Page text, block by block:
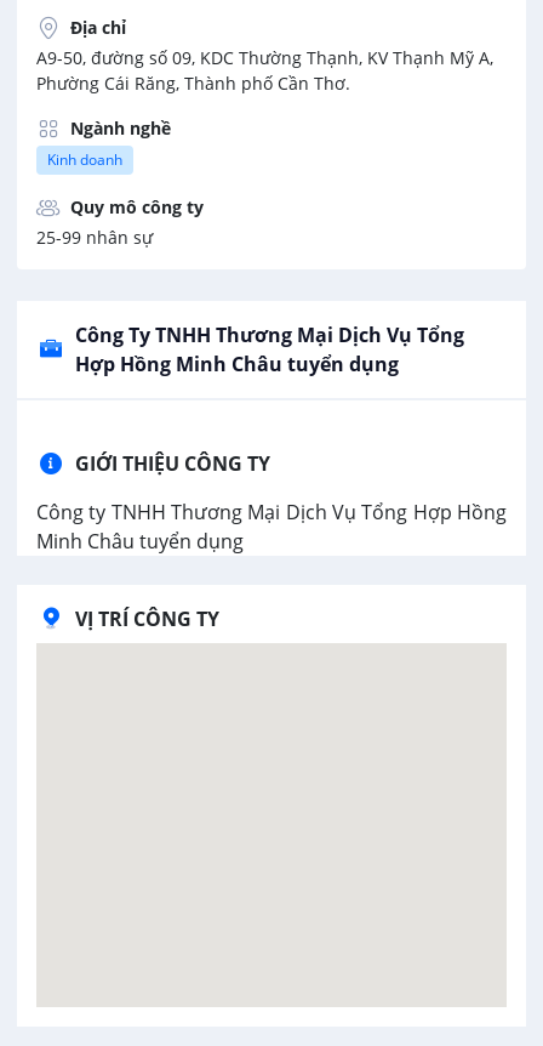
Địa chỉ
A9-50, đường số 09, KDC Thường Thạnh, KV Thạnh Mỹ A,
Phường Cái Răng, Thành phố Cần Thơ.
Ngành nghề
Kinh doanh
Quy mô công ty
25-99 nhân sự
Công Ty TNHH Thương Mại Dịch Vụ Tổng
Hợp Hồng Minh Châu tuyển dụng
GIỚI THIỆU CÔNG TY
Công ty TNHH Thương Mại Dịch Vụ Tổng Hợp Hồng
Minh Châu tuyển dụng
VỊ TRÍ CÔNG TY